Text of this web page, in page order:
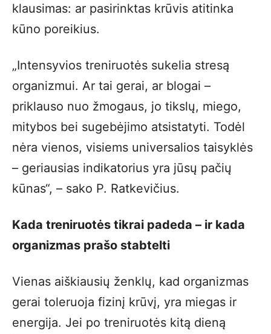
klausimas: ar pasirinktas krūvis atitinka
kūno poreikius.
„Intensyvios treniruotės sukelia stresą
organizmui. Ar tai gerai, ar blogai –
priklauso nuo žmogaus, jo tikslų, miego,
mitybos bei sugebėjimo atsistatyti. Todėl
nėra vienos, visiems universalios taisyklės
– geriausias indikatorius yra jūsų pačių
kūnas“, – sako P. Ratkevičius.
Kada treniruotės tikrai padeda – ir kada
organizmas prašo stabtelti
Vienas aiškiausių ženklų, kad organizmas
gerai toleruoja fizinį krūvį, yra miegas ir
energija. Jei po treniruotės kitą dieną